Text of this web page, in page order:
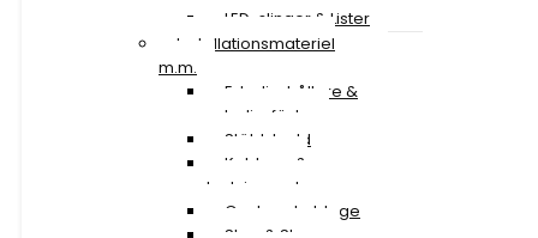
LED-slingor & Lister
Installationsmateriel
m.m.
Extraljushållare &
extraljusfäste
Stöldskydd
Kablage &
Ledningssatser
Canbus-kablage